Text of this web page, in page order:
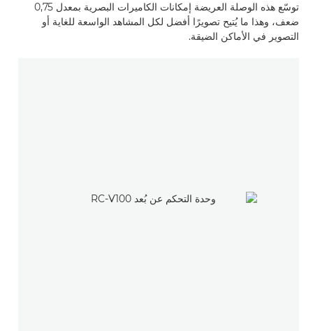
توسّع هذه الوصلة العريضة إمكانات الكاميرات البصرية بمعدل 0,75
ضعف، وهذا ما يُتيح تصويرًا أفضل لكل المشاهد الواسعة للغاية أو
التصوير في الأماكن الضيقة.